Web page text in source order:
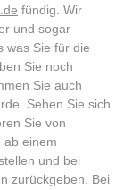
fündig. Wir
und sogar
was Sie für die
Sie noch
Sie auch
Sehen Sie sich
Sie von
ab einem
und bei
zurückgeben. Bei